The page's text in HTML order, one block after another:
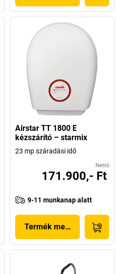
Airstar TT 1800 E
kézszárító – starmix
23 mp száradási idő
Nettó
171.900,- Ft
9-11 munkanap alatt
Termék megjelenítése